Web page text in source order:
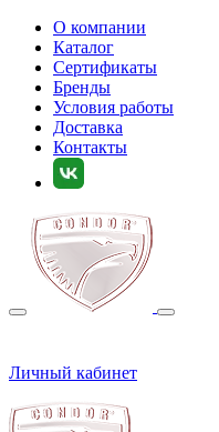
О компании
Каталог
Сертификаты
Бренды
Условия работы
Доставка
Контакты
Личный кабинет